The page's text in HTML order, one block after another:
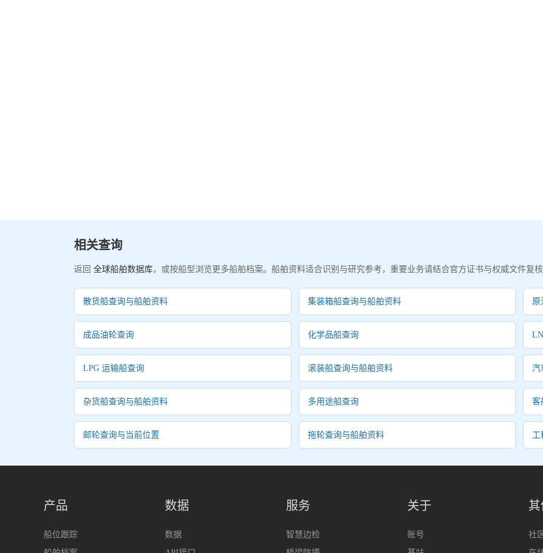
相关查询
返回 全球船舶数据库，或按船型浏览更多船舶档案。船舶资料适合识别与研究参考，重要业务请结合官方证书与权威文件复
散货船查询与船舶资料 集装箱船查询与船舶资料 原
成品油轮查询 化学品船查询
LPG 运输船查询 滚装船查询与船舶资料 汽
杂货船查询与船舶资料 多用途船查询 客
邮轮查询与当前位置 拖轮查询与船舶资料 工
产品
船位跟踪
数据
数据
服务
智慧边检
关于
账号
社